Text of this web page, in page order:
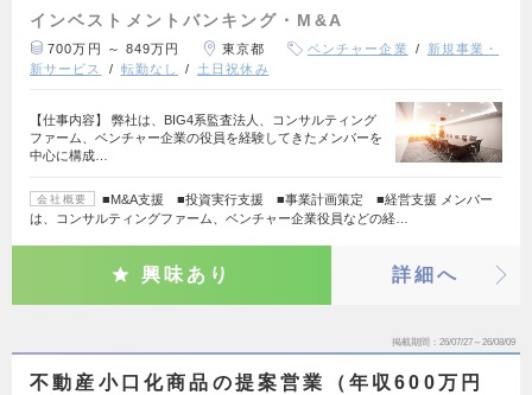
インベストメントバンキング・M&A
700万円 ～ 849万円 東京都 ベンチャー企業
新規事業・
新サービス
転勤なし 土日祝休み
【仕事内容】 弊社は、BIG4系監査法人、コンサルティング
ファーム、ベンチャー企業の役員を経験してきたメンバーを
中心に構成…
会社概要
■M&A支援 ■投資実行支援 ■事業計画策定 ■経営支援 メンバー
は、コンサルティングファーム、ベンチャー企業役員などの経…
興味あり 詳細へ
掲載期間 26/07/27～26/08/09
不動産小口化商品の提案営業（年収600万円